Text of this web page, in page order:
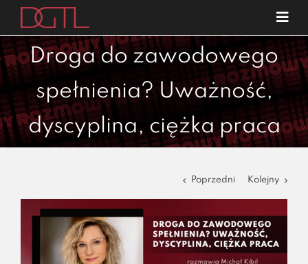
Przejdź
zawartości
o nas
specjalizacje
publikacje
blog
Droga do zawodowego
spełnienia? Uważność,
dyscyplina, ciężka praca
Poprzedni Kolejny